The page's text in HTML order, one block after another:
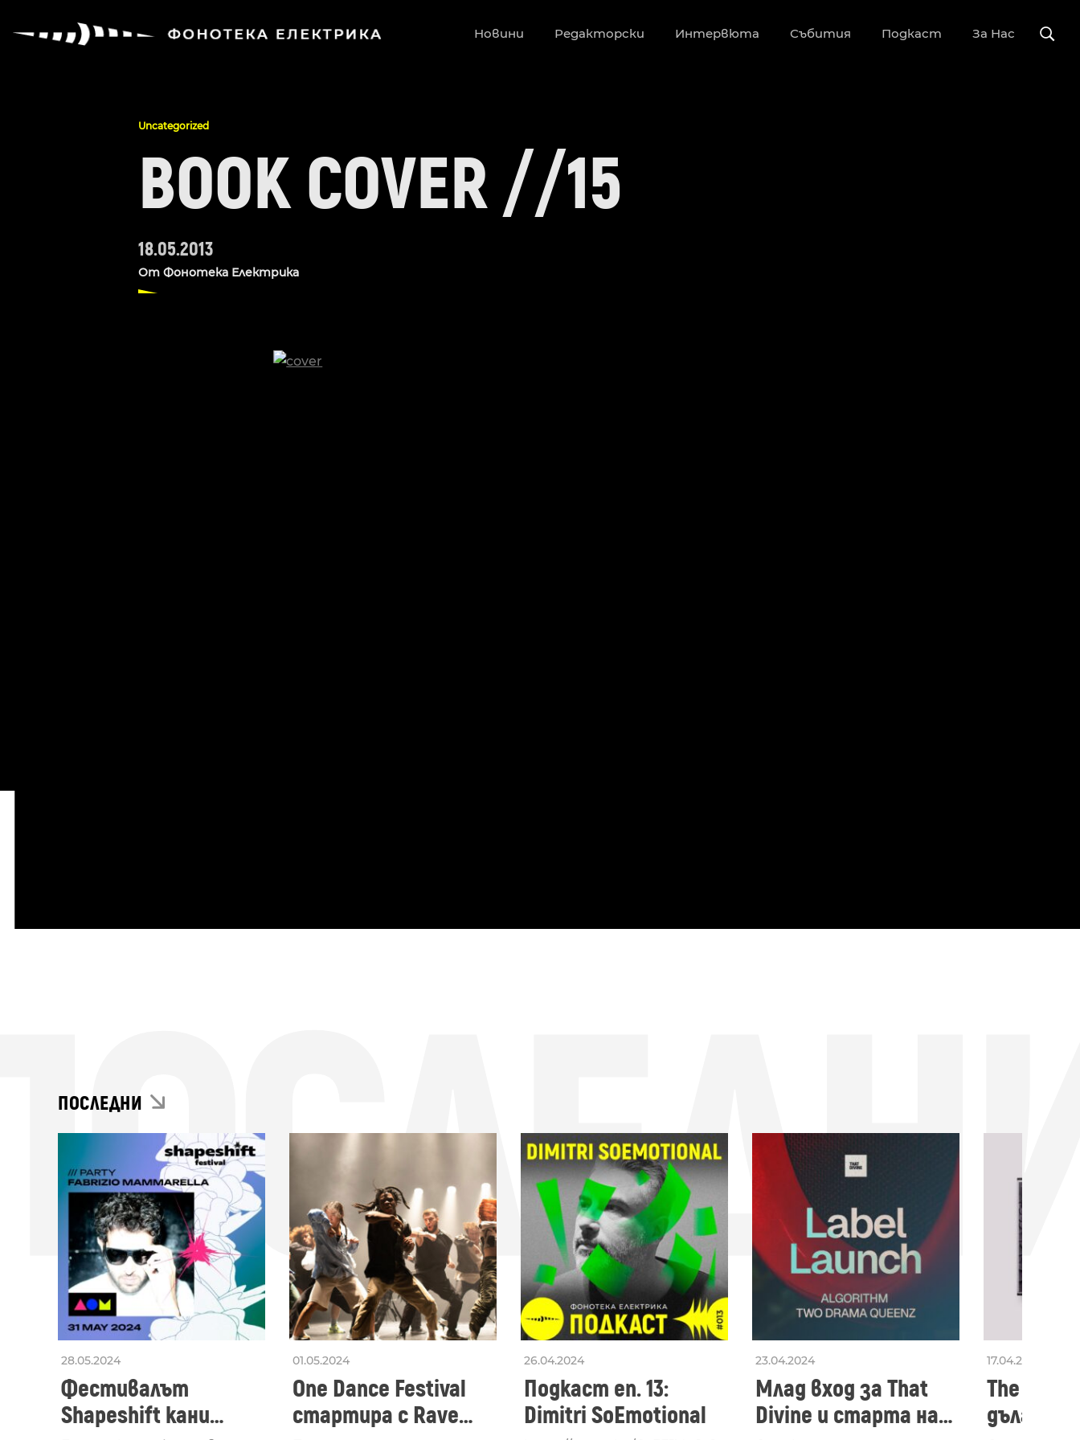
Новини Редакторски Интервюта Събития Подкаст За Нас
Uncategorized
BOOK COVER //15
18.05.2013
От Фонотека Електрика
ПОСЛЕДНИ
28.05.2024
Фестивалът
Shapeshift кани
01.05.2024
One Dance Festival
стартира с Rave
26.04.2024
Подкаст еп. 13:
Dimitri SoEmotional
23.04.2024
Млад вход за That
Divine и старта на
17.04.2024
The